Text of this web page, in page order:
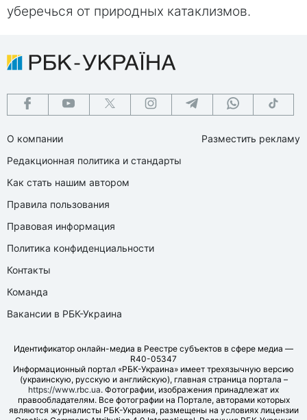
уберечься от природных катаклизмов.
О компании
Редакционная политика и стандарты
Как стать нашим автором
Правила пользования
Правовая информация
Политика конфиденциальности
Контакты
Команда
Вакансии в РБК-Украина
Разместить рекламу
Идентификатор онлайн-медиа в Реестре субъектов в сфере медиа —
R40-05347
Информационный портал «РБК-Украина» имеет трехязычную версию
(украинскую, русскую и английскую), главная страница портала –
https://www.rbc.ua. Фотографии, изображения принадлежат их
правообладателям. Все фотографии на Портале, авторами которых
являются журналисты РБК-Украина, размещены на условиях лицензии